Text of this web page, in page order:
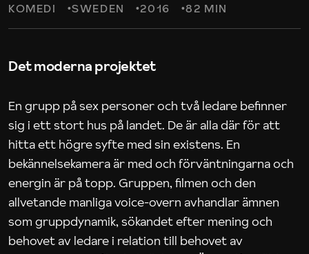
KOMEDI SWEDEN 2016 82 MIN
Det moderna projektet
En grupp på sex personer och två ledare befinner
sig i ett stort hus på landet. De är alla där för att
hitta ett högre syfte med sin existens. En
bekännelsekamera är med och förväntningarna och
energin är på topp. Gruppen, filmen och den
allvetande manliga voice-overn avhandlar ämnen
som gruppdynamik, sökandet efter mening och
behovet av ledare i relation till behovet av